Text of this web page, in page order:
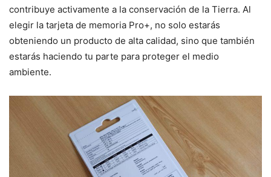
contribuye activamente a la conservación de la Tierra. Al
elegir la tarjeta de memoria Pro+, no solo estarás
obteniendo un producto de alta calidad, sino que también
estarás haciendo tu parte para proteger el medio
ambiente.